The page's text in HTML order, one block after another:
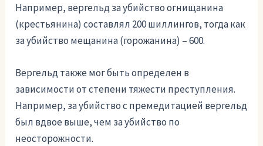
Например, вергельд за убийство огнищанина
(крестьянина) составлял 200 шиллингов, тогда как
за убийство мещанина (горожанина) – 600.
Вергельд также мог быть определен в
зависимости от степени тяжести преступления.
Например, за убийство с премедитацией вергельд
был вдвое выше, чем за убийство по
неосторожности.